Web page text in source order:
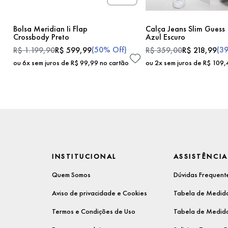
Bolsa Meridian Ii Flap
Crossbody Preto
R$1.199,90R$ 599,99(50% Off)
ou6x sem juros de R$ 99,99 no cartão
Calça Jeans Slim Guess
Azul Escuro
R$359,00R$ 218,99(
ou2x sem juros de R$ 109,
INSTITUCIONAL
Quem Somos
Aviso de privacidade e Cookies
Termos e Condições de Uso
ASSISTÊNCIA
Dúvidas
Tabela de
Tabela de